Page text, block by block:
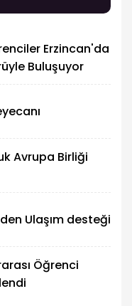
Erzincan'da
Buluşuyor
Avrupa Birliği
Ulaşım desteği
Öğrenci